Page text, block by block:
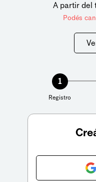
A partir del
Podés
1
Registro